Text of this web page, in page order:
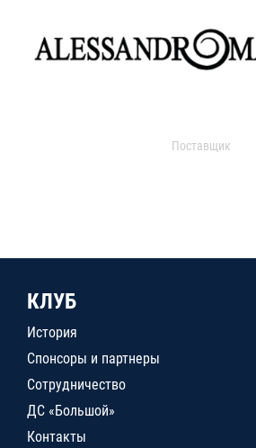
Поставщик
КЛУБ
История
Спонсоры и партнеры
Сотрудничество
ДС «Большой»
Контакты